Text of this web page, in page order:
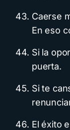
Caerse
En eso
Si la
puerta.
Si te
El éxito